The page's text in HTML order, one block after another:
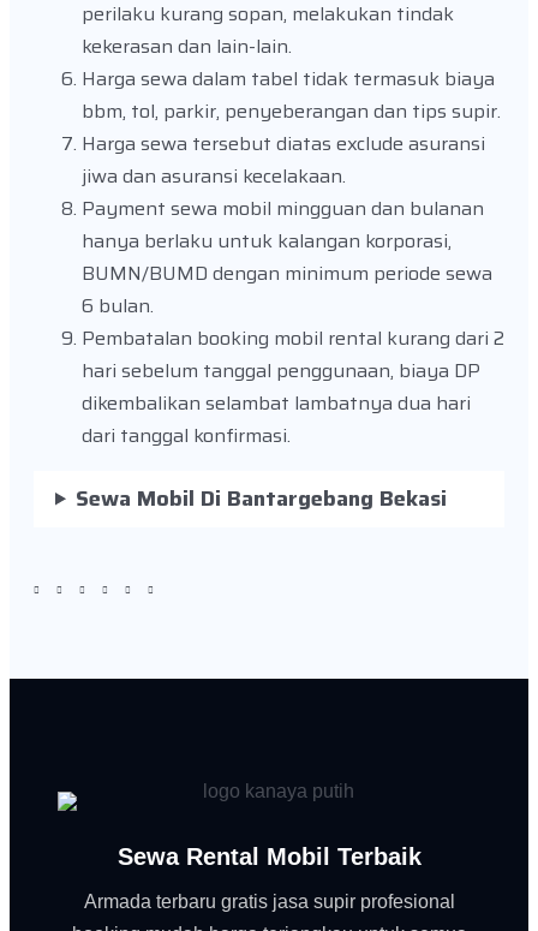
perilaku kurang sopan, melakukan tindak
kekerasan dan lain-lain.
Harga sewa dalam tabel tidak termasuk biaya
bbm, tol, parkir, penyeberangan dan tips supir.
Harga sewa tersebut diatas exclude asuransi
jiwa dan asuransi kecelakaan.
Payment sewa mobil mingguan dan bulanan
hanya berlaku untuk kalangan korporasi,
BUMN/BUMD dengan minimum periode sewa
6 bulan.
Pembatalan booking mobil rental kurang dari 2
hari sebelum tanggal penggunaan, biaya DP
dikembalikan selambat lambatnya dua hari
dari tanggal konfirmasi.
Sewa Mobil Di Bantargebang Bekasi
Sewa Rental Mobil Terbaik
Armada terbaru gratis jasa supir profesional